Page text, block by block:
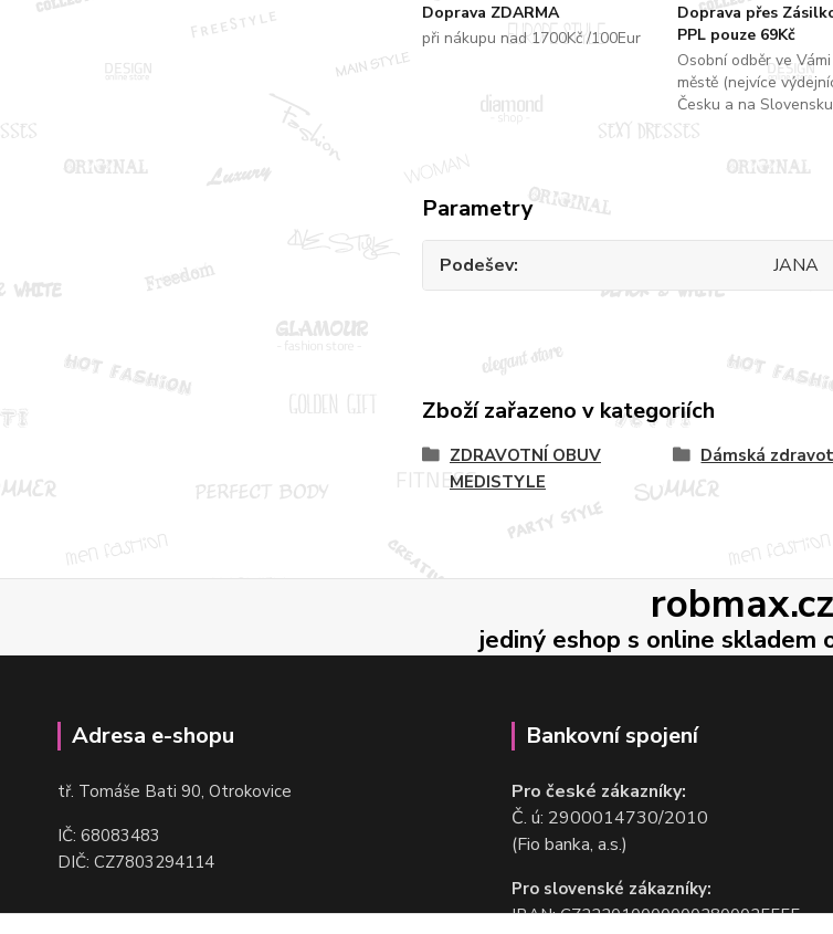
Doprava ZDARMA
při nákupu nad 1700Kč /100Eur
Doprava přes
PPL pouze 69Kč
Osobní odběr ve
městě (nejvíce
Česku a na
Parametry
Podešev JANA
Zboží zařazeno v kategoriích
ZDRAVOTNÍ OBUV
MEDISTYLE
Dámská
robmax.cz
jediný eshop s online skladem
Adresa e-shopu
tř. Tomáše Bati 90, Otrokovice
IČ: 68083483
DIČ: CZ7803294114
Bankovní spojení
Pro české zákazníky:
Č. ú: 2900014730/2010
(Fio banka, a.s.)
Pro slovenské zákazníky:
IBAN: CZ2220100000002800025555